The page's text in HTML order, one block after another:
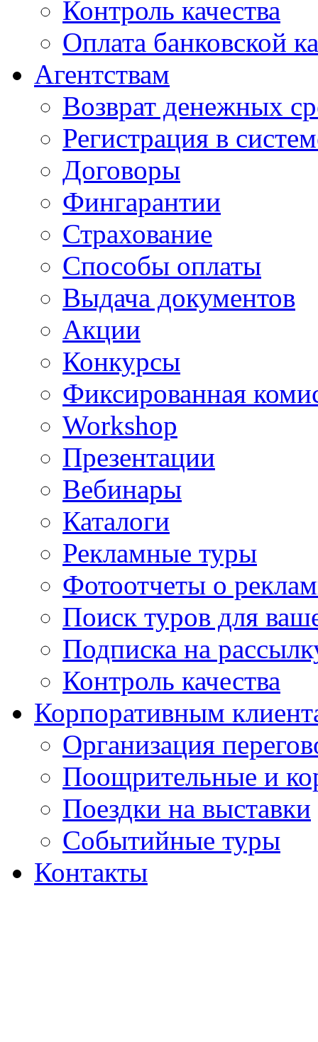
Контроль качества
Оплата банковской
Агентствам
Возврат денежных
Регистрация в
Договоры
Фингарантии
Страхование
Способы оплаты
Выдача документов
Акции
Конкурсы
Фиксированная
Workshop
Презентации
Вебинары
Каталоги
Рекламные туры
Фотоотчеты о
Поиск туров для
Подписка на
Контроль качества
Корпоративным
Организация
Поощрительные и
Поездки на выставки
Событийные туры
Контакты